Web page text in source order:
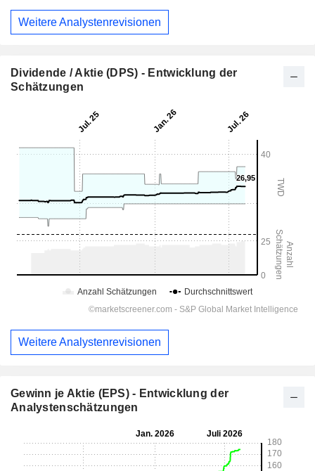
Weitere Analystenrevisionen
Dividende / Aktie (DPS) - Entwicklung der
Schätzungen
Weitere Analystenrevisionen
Gewinn je Aktie (EPS) - Entwicklung der
Analystenschätzungen